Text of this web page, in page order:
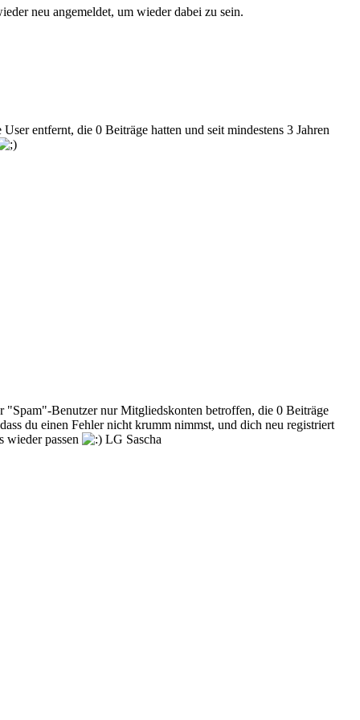
neu angemeldet, um wieder dabei zu sein.
entfernt, die 0 Beiträge hatten und seit mindestens 3 Jahren
Benutzer nur Mitgliedskonten betroffen, die 0 Beiträge
du einen Fehler nicht krumm nimmst, und dich neu registriert
wieder passen
LG Sascha